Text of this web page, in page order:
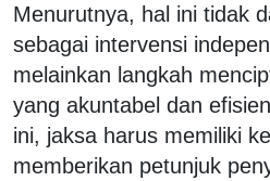
Menurutnya, hal ini tidak
sebagai intervensi
melainkan langkah
yang akuntabel dan
ini, jaksa harus memiliki
memberikan petunjuk